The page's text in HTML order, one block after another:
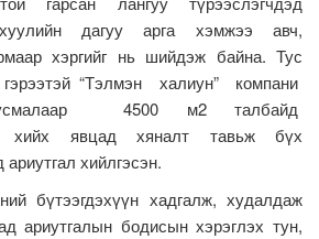
дагуу арга хэмжээ авч,
хэргийг нь шийдэж байна. Тус
“Тэлмэн халиун” компани
4500 м2 талбайд
хийх явцад хяналт тавьж бүх
хийлгэсэн.
бүтээгдэхүүн хадгалж, худалдаж
ариутгалын бодисын хэрэглэх тун,